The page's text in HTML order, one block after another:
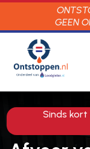
GEEN
Sinds